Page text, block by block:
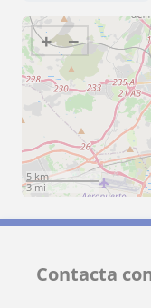
+ −
5 km
3 mi
Contacta